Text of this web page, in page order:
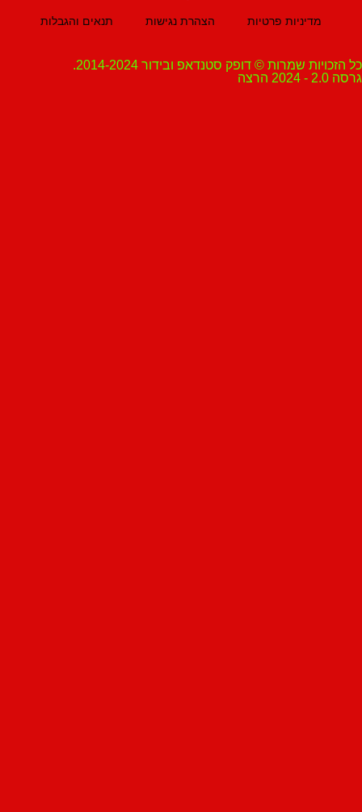
מדיניות פרטיות הצהרת נגישות תנאים והגבלות
שמרות © דופק סטנדאפ ובידור 2014-2024.